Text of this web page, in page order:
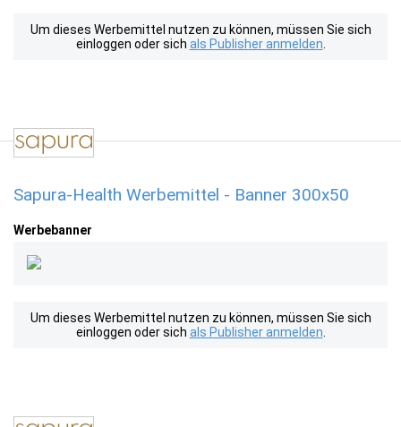
Um dieses Werbemittel nutzen zu können, müssen Sie sich
einloggen oder sich als Publisher anmelden
Sapura-Health Werbemittel - Banner 300x50
Werbebanner
Um dieses Werbemittel nutzen zu können, müssen Sie sich
einloggen oder sich als Publisher anmelden